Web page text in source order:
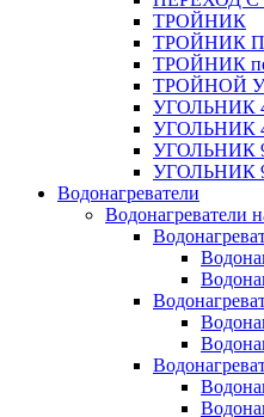
ТРОЙНИК
ТРОЙНИК
ТРОЙНИК
ТРОЙНОЙ
УГОЛЬНИК
УГОЛЬНИК
УГОЛЬНИК
УГОЛЬНИК
Водонагреватели
Водонагреватели